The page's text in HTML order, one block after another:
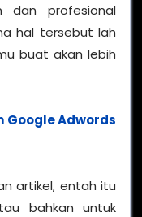
dan profesional
hal tersebut lah
buat akan lebih
Google Adwords
artikel, entah itu
bahkan untuk